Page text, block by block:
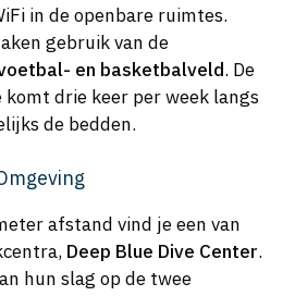
in de openbare ruimtes.
gebruik van de
en basketbalveld. De
komt drie keer per week langs
de bedden.
afstand vind je een van
Deep Blue Dive Center.
hun slag op de twee